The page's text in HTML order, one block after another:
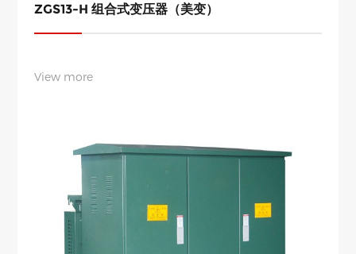
ZGS13-H 组合式变压器（美变）
View more